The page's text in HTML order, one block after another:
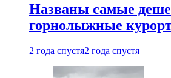
Названы самые
горнолыжные
2 года спустя2 года спустя